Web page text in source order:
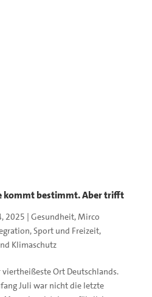
kommt bestimmt. Aber trifft
2025 | Gesundheit,Mirco
,Sport und Freizeit,
Klimaschutz
viertheißeste Ort Deutschlands.
Juli war nicht die letzte